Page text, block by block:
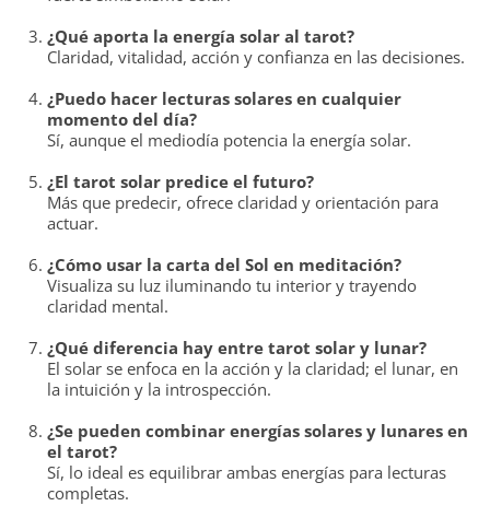
¿Qué aporta la energía solar al tarot?
Claridad, vitalidad, acción y confianza en las decisiones.
¿Puedo hacer lecturas solares en cualquier
momento del día?
Sí, aunque el mediodía potencia la energía solar.
¿El tarot solar predice el futuro?
Más que predecir, ofrece claridad y orientación para
actuar.
¿Cómo usar la carta del Sol en meditación?
Visualiza su luz iluminando tu interior y trayendo
claridad mental.
¿Qué diferencia hay entre tarot solar y lunar?
El solar se enfoca en la acción y la claridad; el lunar, en
la intuición y la introspección.
¿Se pueden combinar energías solares y lunares en
el tarot?
Sí, lo ideal es equilibrar ambas energías para lecturas
completas.